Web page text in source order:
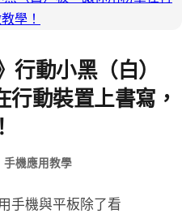
動小黑（白）
動裝置上書寫，
手機應用教學
手機與平板除了看